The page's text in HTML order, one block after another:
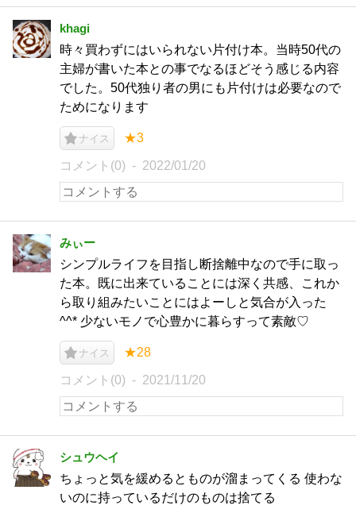
khagi
時々買わずにはいられない片付け本。当時50代の
主婦が書いた本との事でなるほどそう感じる内容
でした。50代独り者の男にも片付けは必要なので
ためになります
ナイス ★3
コメント(0) 2022/01/20
みぃー
シンプルライフを目指し断捨離中なので手に取っ
た本。既に出来ていることには深く共感、これか
ら取り組みたいことにはよーしと気合が入った
^^* 少ないモノで心豊かに暮らすって素敵♡
ナイス ★28
コメント(0) 2021/11/20
シュウヘイ
ちょっと気を緩めるとものが溜まってくる 使わな
いのに持っているだけのものは捨てる